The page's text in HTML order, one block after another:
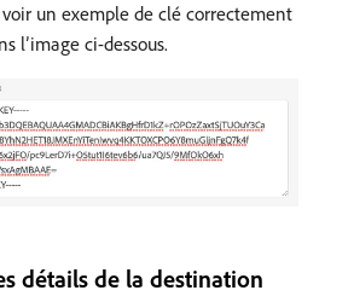
voir un exemple de clé correctement
l’image ci-dessous.
détails de la destination